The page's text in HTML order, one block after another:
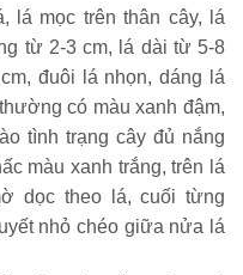
lá mọc trên thân cây, lá
từ 2-3 cm, lá dài từ 5-8
đuôi lá nhọn, dáng lá
có màu xanh đậm,
tình trạng cây đủ nắng
màu xanh trắng, trên lá
dọc theo lá, cuối từng
nhỏ chéo giữa nửa lá